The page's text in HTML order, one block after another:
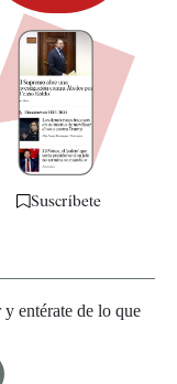
Suscríbete
entérate de lo que